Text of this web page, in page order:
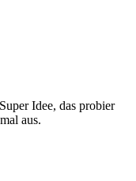
Idee, das probier
aus.